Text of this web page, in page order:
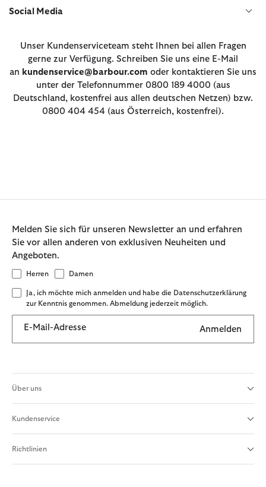
Social Media
Unser Kundenserviceteam steht Ihnen bei allen Fragen
gerne zur Verfügung. Schreiben Sie uns eine E-Mail
an kundenservice@barbour.com oder kontaktieren Sie uns
unter der Telefonnummer 0800 189 4000 (aus
Deutschland, kostenfrei aus allen deutschen Netzen) bzw.
0800 404 454 (aus Österreich, kostenfrei).
Melden Sie sich für unseren Newsletter an und erfahren
Sie vor allen anderen von exklusiven Neuheiten und
Angeboten.
Herren Damen
Ja, ich möchte mich anmelden und habe die Datenschutzerklärung
zur Kenntnis genommen. Abmeldung jederzeit möglich.
E-Mail-Adresse Anmelden
Über uns
Kundenservice
Richtlinien